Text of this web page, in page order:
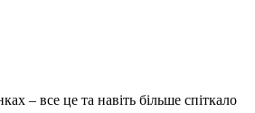
– все це та навіть більше спіткало